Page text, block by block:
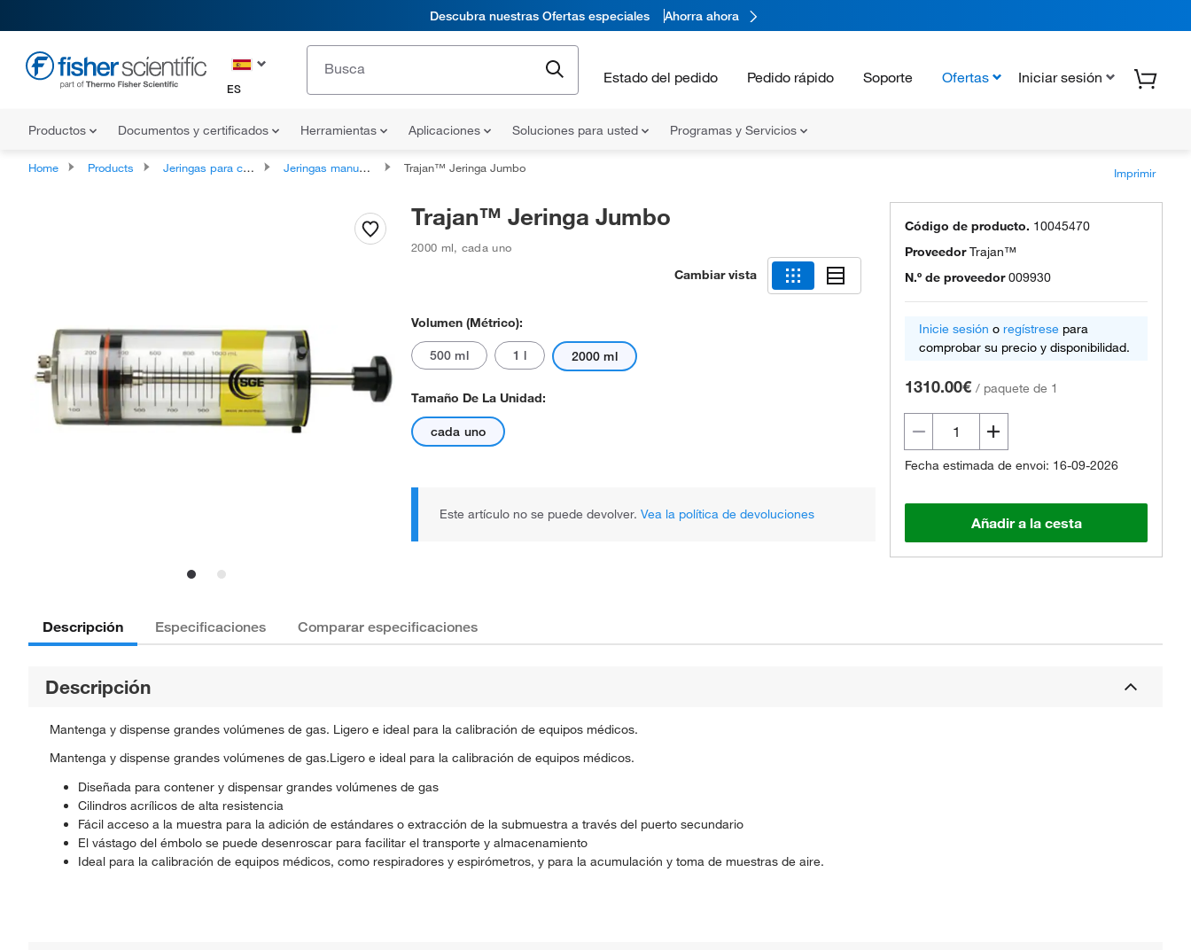
Descubra nuestras Ofertas especiales Ahorra ahora
ES
Estado del pedido Pedido rápido Soporte Ofertas Iniciar sesión
Productos Documentos y certificados Herramientas Aplicaciones Soluciones para usted Programas y Servicios
Home Products Jeringas para cromatografía Jeringas manuales estancas al gas Trajan™ Jeringa Jumbo Imprimir
Trajan™ Jeringa Jumbo
2000 ml, cada uno
Cambiar vista
Volumen (métrico):
500 ml 1 l 2000 ml
Tamaño De La Unidad:
cada uno
Este artículo no se puede devolver. Vea la política de devoluciones
Código de producto. 10045470
ProveedorTrajan™
N.º de proveedor 009930
Inicie sesión o regístrese para
comprobar su precio y disponibilidad.
1310.00€ / paquete de 1
Fecha estimada de envoi: 16-09-2026
Añadir a la cesta
Descripción Especificaciones Comparar especificaciones
Descripción
Mantenga y dispense grandes volúmenes de gas. Ligero e ideal para la calibración de equipos médicos.
Mantenga y dispense grandes volúmenes de gas.Ligero e ideal para la calibración de equipos médicos.
Diseñada para contener y dispensar grandes volúmenes de gas
Cilindros acrílicos de alta resistencia
Fácil acceso a la muestra para la adición de estándares o extracción de la submuestra a través del puerto secundario
El vástago del émbolo se puede desenroscar para facilitar el transporte y almacenamiento
Ideal para la calibración de equipos médicos, como respiradores y espirómetros, y para la acumulación y toma de muestras de aire.